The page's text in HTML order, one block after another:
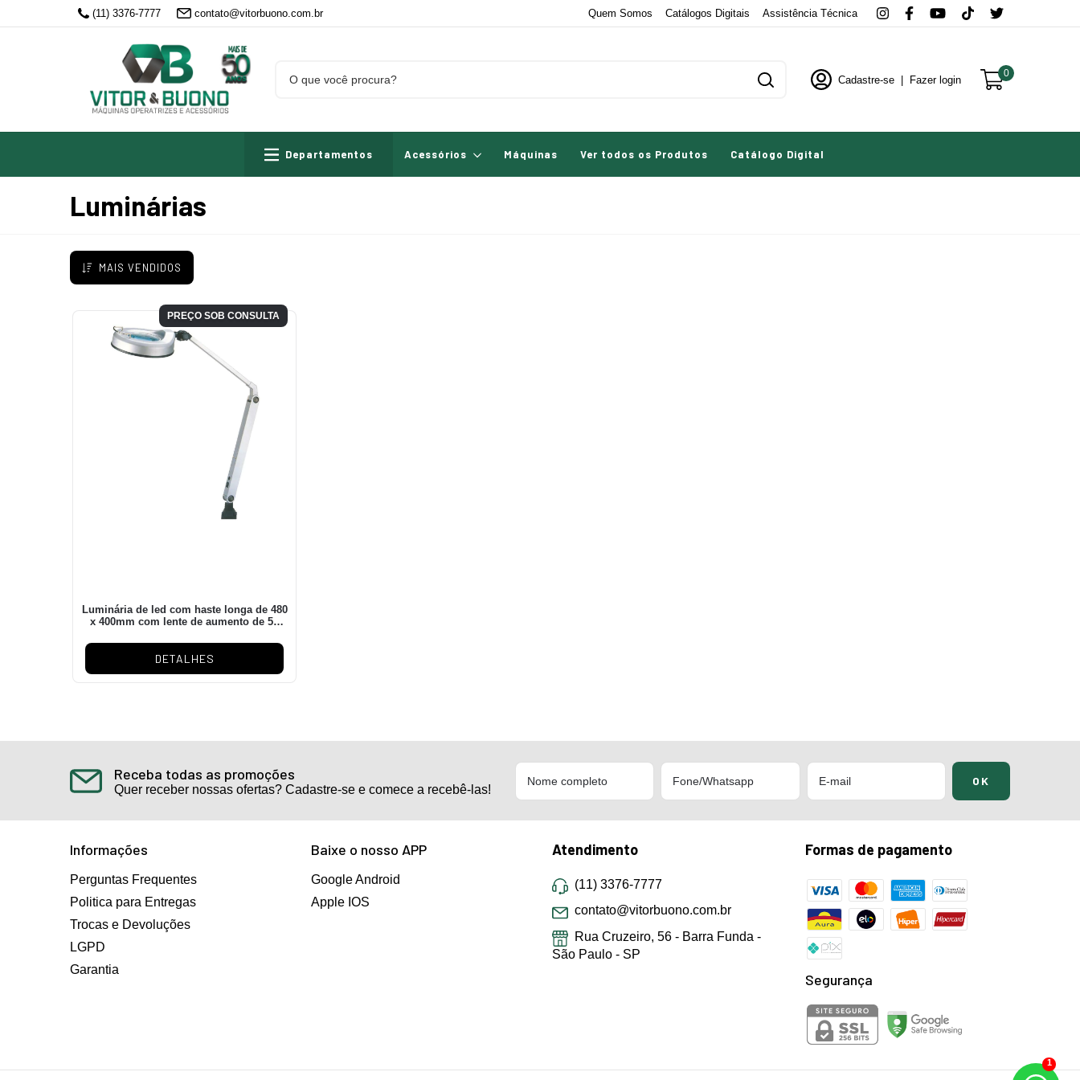
(11) 3376-7777 contato@vitorbuono.com.br Quem Somos Catálogos Digitais Assistência Técnica
Cadastre-se Fazer login
0
Departamentos Acessórios Máquinas Ver todos os Produtos Catálogo Digital
Luminárias
MAIS VENDIDOS
PREÇO SOB CONSULTA
Luminária de led com haste longa de 480
x 400mm com lente de aumento de 5x
DETALHES
Receba todas as promoções
Quer receber nossas ofertas? Cadastre-se e comece a recebê-las!
Informações
Perguntas Frequentes
Politica para Entregas
Trocas e Devoluções
LGPD
Garantia
Baixe o nosso APP
Google Android
Apple IOS
Atendimento
(11) 3376-7777
contato@vitorbuono.com.br
Rua Cruzeiro, 56 - Barra Funda -
São Paulo - SP
Formas de pagamento
Segurança
1